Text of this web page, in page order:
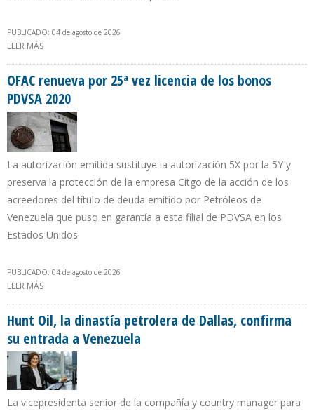
PUBLICADO: 04 de agosto de 2026
LEER MÁS
OFAC renueva por 25ª vez licencia de los bonos
PDVSA 2020
La autorización emitida sustituye la autorización 5X por la 5Y y
preserva la protección de la empresa Citgo de la acción de los
acreedores del título de deuda emitido por Petróleos de
Venezuela que puso en garantía a esta filial de PDVSA en los
Estados Unidos
PUBLICADO: 04 de agosto de 2026
LEER MÁS
Hunt Oil, la dinastía petrolera de Dallas, confirma
su entrada a Venezuela
La vicepresidenta senior de la compañía y country manager para